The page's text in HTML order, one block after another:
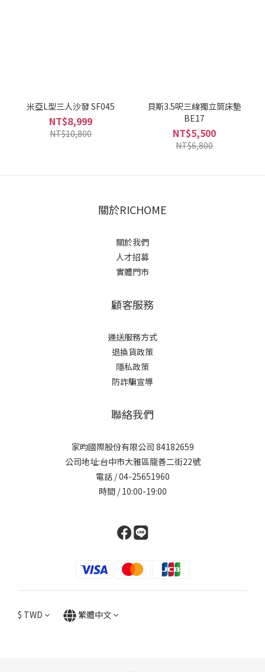
米亞L型三人沙發 SF045
NT$8,999
NT$10,800
貝斯3.5呎三線獨立筒床墊
BE17
NT$5,500
NT$6,800
關於RICHOME
關於我們
人才招募
實體門市
顧客服務
運送服務方式
退換貨政策
隱私政策
防詐騙宣導
聯絡我們
家昀國際股份有限公司 84182659
公司地址:台中市大雅區龍善二街22號
電話 / 04-25651960
時間 / 10:00-19:00
$ TWD 繁體中文